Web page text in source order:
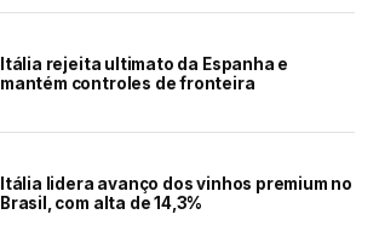
Itália rejeita ultimato da Espanha e
mantém controles de fronteira
Itália lidera avanço dos vinhos premium no
Brasil, com alta de 14,3%